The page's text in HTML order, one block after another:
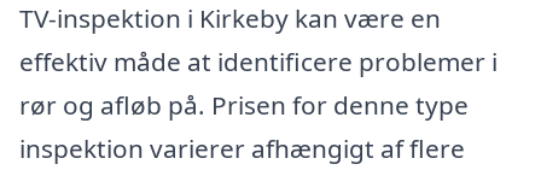
TV-inspektion i Kirkeby kan være en
effektiv måde at identificere problemer i
rør og afløb på. Prisen for denne type
inspektion varierer afhængigt af flere